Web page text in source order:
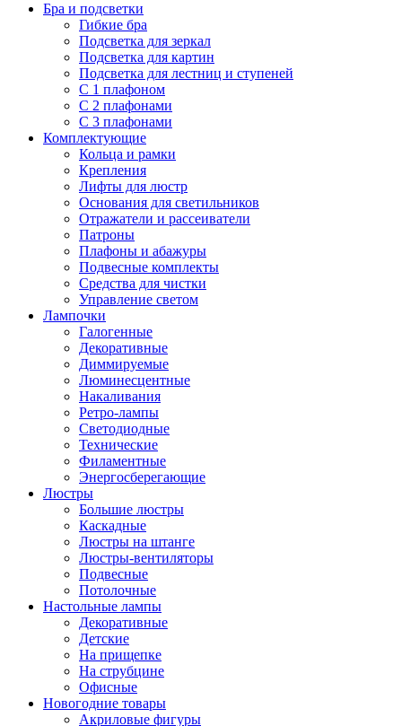
Бра и подсветки
Гибкие бра
Подсветка для зеркал
Подсветка для картин
Подсветка для лестниц и ступеней
С 1 плафоном
С 2 плафонами
С 3 плафонами
Комплектующие
Кольца и рамки
Крепления
Лифты для люстр
Основания для светильников
Отражатели и рассеиватели
Патроны
Плафоны и абажуры
Подвесные комплекты
Средства для чистки
Управление светом
Лампочки
Галогенные
Декоративные
Диммируемые
Люминесцентные
Накаливания
Ретро-лампы
Светодиодные
Технические
Филаментные
Энергосберегающие
Люстры
Большие люстры
Каскадные
Люстры на штанге
Люстры-вентиляторы
Подвесные
Потолочные
Настольные лампы
Декоративные
Детские
На прищепке
На струбцине
Офисные
Новогодние товары
Акриловые фигуры